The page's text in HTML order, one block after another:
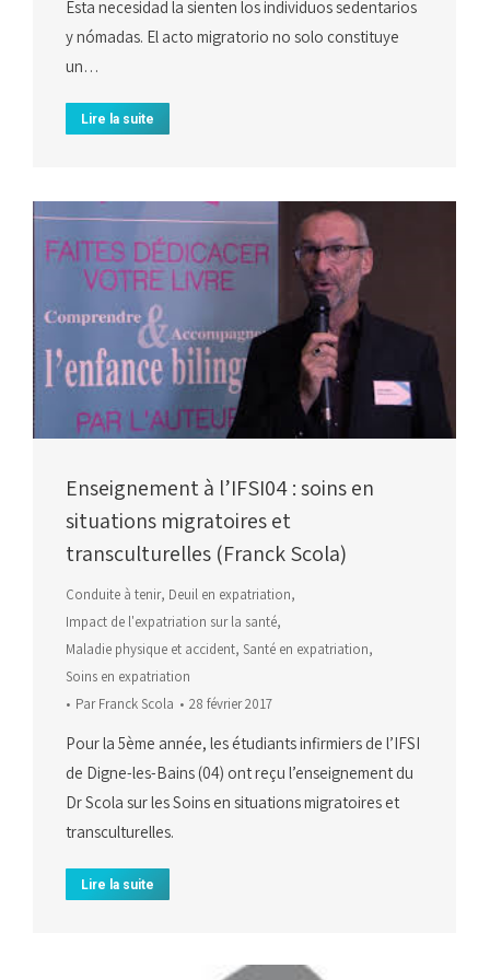
Esta necesidad la sienten los individuos sedentarios
y nómadas. El acto migratorio no solo constituye
un…
Lire la suite
Enseignement à l’IFSI04 : soins en
situations migratoires et
transculturelles (Franck Scola)
Conduite à tenir, Deuil en expatriation,
Impact de l'expatriation sur la santé,
Maladie physique et accident, Santé en expatriation,
Soins en expatriation
ParFranck Scola 28 février 2017
Pour la 5ème année, les étudiants infirmiers de l’IFSI
de Digne-les-Bains (04) ont reçu l’enseignement du
Dr Scola sur les Soins en situations migratoires et
transculturelles.
Lire la suite